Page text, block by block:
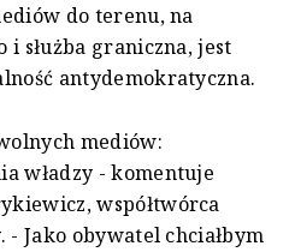
do terenu, na
służba graniczna, jest
antydemokratyczna.
mediów:
władzy - komentuje
współtwórca
Jako obywatel chciałbym